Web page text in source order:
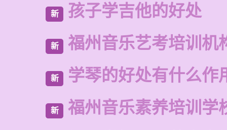
新 孩子学吉他的好处
新 福州音乐艺考培训机
新 学琴的好处有什么作
新 福州音乐素养培训学